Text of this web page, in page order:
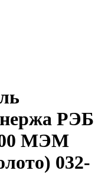
РЭБ
МЭМ
032-